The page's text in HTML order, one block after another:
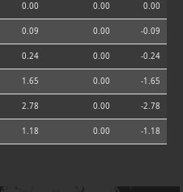
0.00 0.00 0.00
0.09 0.00 -0.09
0.24 0.00 -0.24
1.65 0.00 -1.65
2.78 0.00 -2.78
1.18 0.00 -1.18